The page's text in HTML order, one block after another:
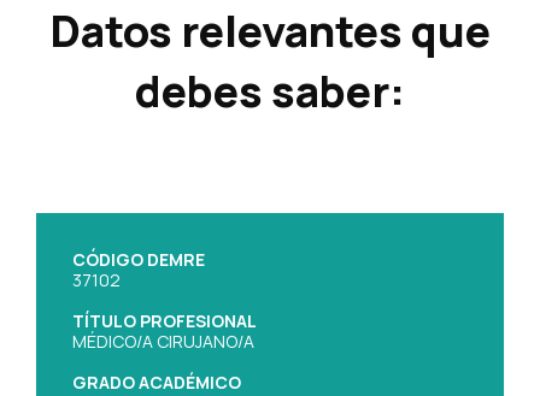
Datos relevantes que
debes saber:
CÓDIGO DEMRE
37102
TÍTULO PROFESIONAL
MÉDICO/A CIRUJANO/A
GRADO ACADÉMICO